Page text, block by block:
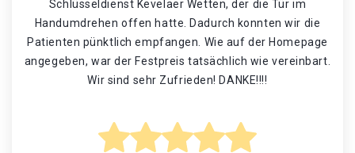
Schlüsseldienst Kevelaer Wetten, der die Tür im
Handumdrehen offen hatte. Dadurch konnten wir die
Patienten pünktlich empfangen. Wie auf der Homepage
angegeben, war der Festpreis tatsächlich wie vereinbart.
Wir sind sehr Zufrieden! DANKE!!!!